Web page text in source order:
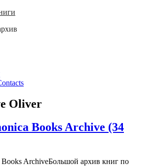
Oliver
Books Archive (34
Большой архив книг по